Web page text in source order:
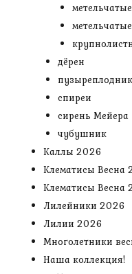
метельчатые
дёрен
спиреи
сирень Мейера
чубушник
Каллы 2026
Клематисы Весна
Клематисы Весна
Лилейники 2026
Лилии 2026
Многолетники
Наша коллекция!